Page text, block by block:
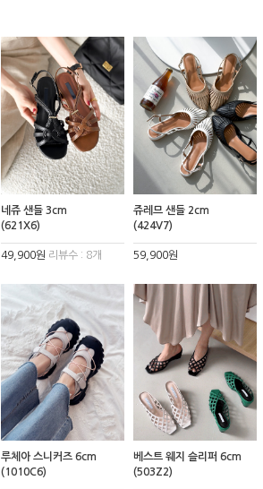
네쥬 샌들 3cm
(621X6)
49,900원 리뷰수 : 8개
쥬레므 샌들 2cm
(424V7)
59,900원
루체아 스니커즈 6cm
(1010C6)
베스트 웨지 슬리퍼 6cm
(503Z2)